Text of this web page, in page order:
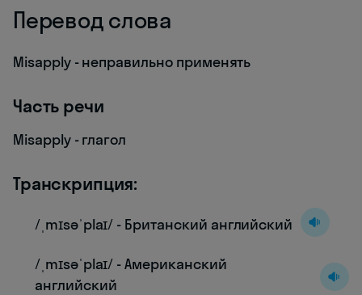
Перевод слова
Misapply - неправильно применять
Часть речи
Misapply - глагол
Транскрипция:
/ˌmɪsəˈplaɪ/ - Британский английский
/ˌmɪsəˈplaɪ/ - Американский
английский